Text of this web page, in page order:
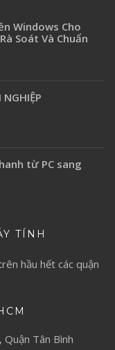
Windows Cho
Soát Và Chuẩn
từ PC sang
TÍNH
hầu hết các quận
Tân Bình